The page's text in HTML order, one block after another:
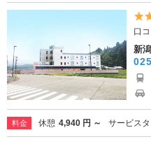
口
新
料金 休憩 4,940 円 ～ サービス